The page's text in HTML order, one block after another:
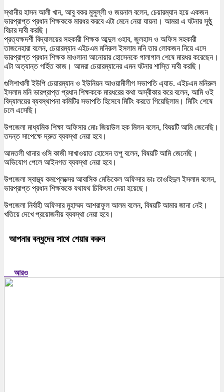
স্থানীয় হাসন আলী খান, আবু বকর মুসুল্লী ও জয়নাল বলেন, চেয়ারম্যান হয়ে একজন
ভারপ্রাপ্ত প্রধান শিক্ষককে মারধর করবে এটা মেনে নেয়া যায়না। আমরা এ ঘটনার সুষ্ঠু
বিচার দাবী করছি।
প্রত্যক্ষদর্শী বিদ্যালয়ের সহকারী শিক্ষক আব্দুল ওহাব, জুলহাস ও অফিস সহকারী
তাজনেহারা বলেন, চেয়ারম্যান এইচএম মনিরুল ইসলাম মনি তার লোকজন নিয়ে এসে
ভারপ্রাপ্ত প্রধান শিক্ষক মাওলানা আনোয়ার হোসেনকে গালাগাল শেষে মারধর করেছেন।
এটা অত্যান্ত গর্হিত কাজ। আমরা চেয়ারম্যানের এমন ঘটনার শাস্তি দাবী করছি।
গুলিশাখালী ইউপি চেয়ারম্যান ও ইউনিয়ন আওয়ামীলীগ সভাপতি এ্যাড. এইচএম মনিরুল
ইসলাম মনি ভারপ্রাপ্ত প্রধান শিক্ষককে মারধরের কথা অস্বীকার করে বলেন, আমি ওই
বিদ্যালয়ের ব্যবস্থাপনা কমিটির সভাপতি হিসেবে মিটিং করতে গিয়েছিলাম। মিটিং শেষে
চলে এসেছি।
উপজেলা মাধ্যমিক শিক্ষা অফিসার মোঃ জিয়াউল হক মিলন বলেন, বিষয়টি আমি জেনেছি।
তদন্ত সাপেক্ষে দ্রুত ব্যবস্থা নেয়া হবে।
আমতলী থানার ওসি কাজী সাখাওয়াত হোসেন তপু বলেন, বিষয়টি আমি জেনেছি।
অভিযোগ পেলে আইনগত ব্যবস্থা নেয়া হবে।
উপজেলা স্বাস্থ্য কমপ্লেক্সের আবাসিক মেডিকেল অফিসার ডাঃ তাওহিদুল ইসলাম বলেন,
ভারপ্রাপ্ত প্রধান শিক্ষককে যথাযথ চিকিৎসা দেয়া হয়েছে।
উপজেলা নির্বাহী অফিসার মুহাম্মদ আশরাফুল আলম বলেন, বিষয়টি আমার জানা নেই।
খতিয়ে দেখে প্রয়োজনীয় ব্যবস্থা নেয়া হবে।
আপনার বন্ধুদের সাথে শেয়ার করুন
আরও